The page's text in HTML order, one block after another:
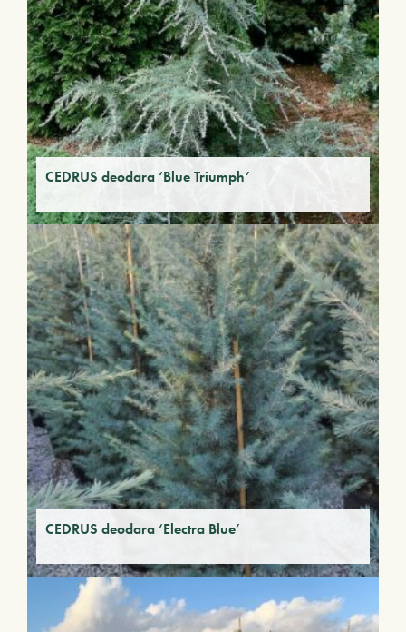
CEDRUS deodara ‘Blue Triumph’
CEDRUS deodara ‘Electra Blue’